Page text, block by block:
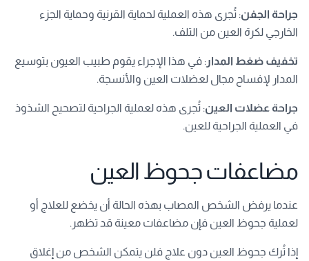
جراحة الجفن: تُجرى هذه العملية لحماية القرنية وحماية الجزء
الخارجي لكرة العين من التلف.
تخفيف ضغط المدار: في هذا الإجراء يقوم طبيب العيون بتوسيع
المدار لإفساح مجال لعضلات العين والأنسجة.
جراحة عضلات العين: تُجرى هذه لعملية الجراحية لتصحيح الشذوذ
في العملية الجراحية للعين.
مضاعفات جحوظ العين
عندما يرفض الشخص المصاب بهذه الحالة أن يخضع للعلاج أو
لعملية جحوظ العين فإن مضاعفات معينة قد تظهر.
إذا تُرك جحوظ العين دون علاج فلن يتمكن الشخص من إغلاق